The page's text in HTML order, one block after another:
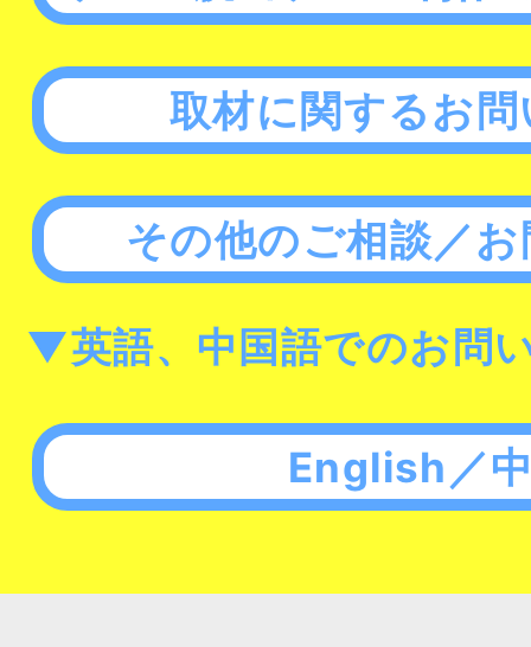
取材に関するお
その他のご相談／
▼英語、中国語でのお問
English／